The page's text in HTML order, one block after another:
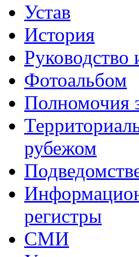
Устав
История
Руководство
Фотоальбом
Полномочия
рубежом
регистры
СМИ